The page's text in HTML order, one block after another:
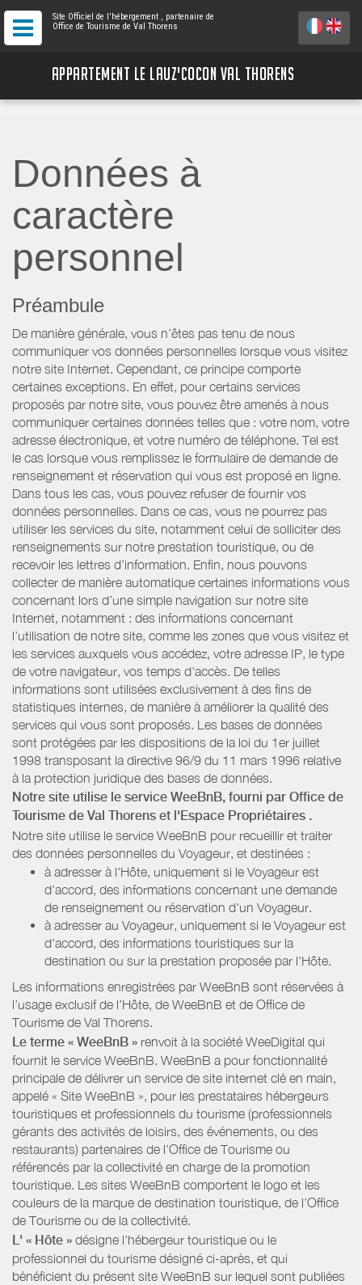
Site Officiel de l'hébergement , partenaire de
Office de Tourisme de Val Thorens
APPARTEMENT LE LAUZ'COCON VAL THORENS
Données à
caractère
personnel
Préambule
De manière générale, vous n’êtes pas tenu de nous
communiquer vos données personnelles lorsque vous visitez
notre site Internet. Cependant, ce principe comporte
certaines exceptions. En effet, pour certains services
proposés par notre site, vous pouvez être amenés à nous
communiquer certaines données telles que : votre nom, votre
adresse électronique, et votre numéro de téléphone. Tel est
le cas lorsque vous remplissez le formulaire de demande de
renseignement et réservation qui vous est proposé en ligne.
Dans tous les cas, vous pouvez refuser de fournir vos
données personnelles. Dans ce cas, vous ne pourrez pas
utiliser les services du site, notamment celui de solliciter des
renseignements sur notre prestation touristique, ou de
recevoir les lettres d’information. Enfin, nous pouvons
collecter de manière automatique certaines informations vous
concernant lors d’une simple navigation sur notre site
Internet, notamment : des informations concernant
l’utilisation de notre site, comme les zones que vous visitez et
les services auxquels vous accédez, votre adresse IP, le type
de votre navigateur, vos temps d'accès. De telles
informations sont utilisées exclusivement à des fins de
statistiques internes, de manière à améliorer la qualité des
services qui vous sont proposés. Les bases de données
sont protégées par les dispositions de la loi du 1er juillet
1998 transposant la directive 96/9 du 11 mars 1996 relative
à la protection juridique des bases de données.
Notre site utilise le service WeeBnB, fourni par Office de
Tourisme de Val Thorens et l'Espace Propriétaires .
Notre site utilise le service WeeBnB pour recueillir et traiter
des données personnelles du Voyageur, et destinées :
à adresser à l'Hôte, uniquement si le Voyageur est
d'accord, des informations concernant une demande
de renseignement ou réservation d'un Voyageur.
à adresser au Voyageur, uniquement si le Voyageur est
d'accord, des informations touristiques sur la
destination ou sur la prestation proposée par l'Hôte.
Les informations enregistrées par WeeBnB sont réservées à
l’usage exclusif de l’Hôte, de WeeBnB et de Office de
Tourisme de Val Thorens.
Le terme « WeeBnB » renvoit à la société WeeDigital qui
fournit le service WeeBnB. WeeBnB a pour fonctionnalité
principale de délivrer un service de site internet clé en main,
appelé « Site WeeBnB », pour les prestataires hébergeurs
touristiques et professionnels du tourisme (professionnels
gérants des activités de loisirs, des événements, ou des
restaurants) partenaires de l’Office de Tourisme ou
référencés par la collectivité en charge de la promotion
touristique. Les sites WeeBnB comportent le logo et les
couleurs de la marque de destination touristique, de l’Office
de Tourisme ou de la collectivité.
L' « Hôte » désigne l'hébergeur touristique ou le
professionnel du tourisme désigné ci-après, et qui
bénéficient du présent site WeeBnB sur lequel sont publiées